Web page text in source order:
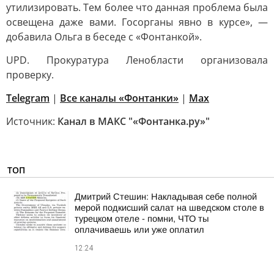
утилизировать. Тем более что данная проблема была
освещена даже вами. Госорганы явно в курсе», —
добавила Ольга в беседе с «Фонтанкой».
UPD. Прокуратура Ленобласти организовала
проверку.
Telegram | Все каналы «Фонтанки» | Max
Источник: Канал в МАКС "«Фонтанка.ру»"
ТОП
Дмитрий Стешин: Накладывая себе полной
мерой подкисший салат на шведском столе в
турецком отеле - помни, ЧТО ты
оплачиваешь или уже оплатил
12:24